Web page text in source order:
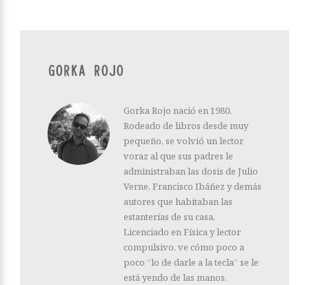
GORKA ROJO
Gorka Rojo nació en 1980.
Rodeado de libros desde muy
pequeño, se volvió un lector
voraz al que sus padres le
administraban las dosis de Julio
Verne, Francisco Ibáñez y demás
autores que habitaban las
estanterías de su casa.
Licenciado en Física y lector
compulsivo, ve cómo poco a
poco “lo de darle a la tecla” se le
está yendo de las manos.